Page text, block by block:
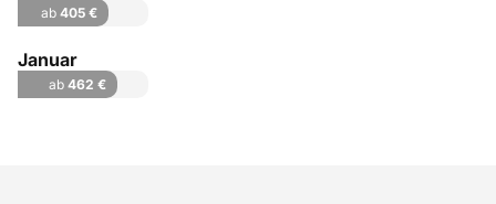
ab 405 €
Januar
ab 462 €